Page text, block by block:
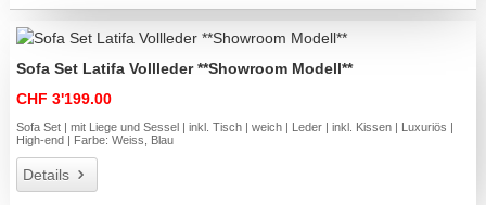
Sofa Set Latifa Vollleder **Showroom Modell**
CHF 3'199.00
Sofa Set | mit Liege und Sessel | inkl. Tisch | weich | Leder | inkl. Kissen | Luxuriös |
High-end | Farbe: Weiss, Blau
Details